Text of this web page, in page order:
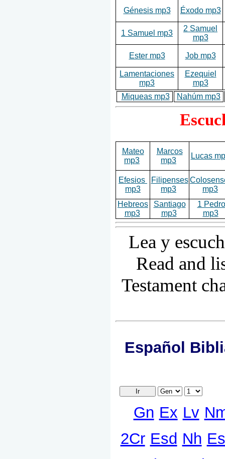
Génesis mp3 Éxodo mp3
1 Samuel mp3
2 Samuel
mp3
Ester mp3 Job mp3
Lamentaciones
mp3
Ezequiel
mp3
Miqueas mp3
Nahúm mp3
Mateo
mp3
Marcos
mp3
Lucas
Efesios
mp3
Filipenses
mp3
mp3
Hebreos
mp3
Santiago
mp3
1 Pedro
mp3
Lea y
Read and
Testament